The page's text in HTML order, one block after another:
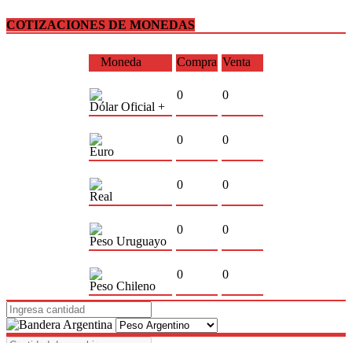
COTIZACIONES DE MONEDAS
Moneda Compra Venta
Dólar Oficial +
0 0
Euro
0 0
Real
0 0
Peso Uruguayo
0 0
Peso Chileno
0 0